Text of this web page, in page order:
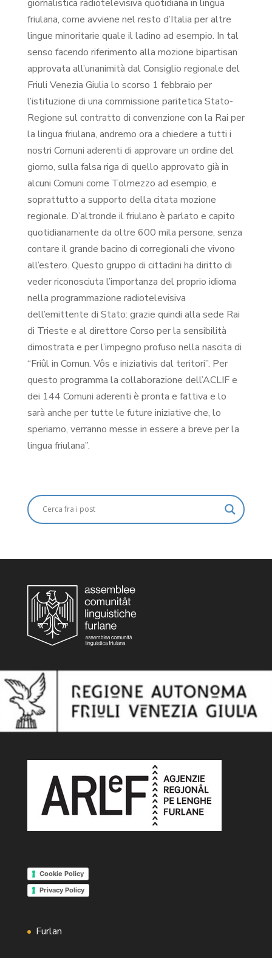
giornalistica radiotelevisiva quotidiana in lingua
friulana, come avviene nel resto d’Italia per altre
lingue minoritarie quale il ladino ad esempio. In tal
senso facendo riferimento alla mozione bipartisan
approvata all’unanimità dal Consiglio regionale del
Friuli Venezia Giulia lo scorso 1 febbraio per
l’istituzione di una commissione paritetica Stato-
Regione sul contratto di convenzione con la Rai per
la lingua friulana, andremo ora a chiedere a tutti i
nostri Comuni aderenti di approvare un ordine del
giorno, sulla falsa riga di quello approvato già in
alcuni Comuni come Tolmezzo ad esempio, e
soprattutto a supporto della citata mozione
regionale. D’altronde il friulano è parlato e capito
quotidianamente da oltre 600 mila persone, senza
contare il grande bacino di corregionali che vivono
all’estero. Questo gruppo di cittadini ha diritto di
veder riconosciuta l’importanza del proprio idioma
nella programmazione radiotelevisiva
dell’emittente di Stato: grazie quindi alla sede Rai
di Trieste e al direttore Corso per la sensibilità
dimostrata e per l’impegno profuso nella nascita di
“Friûl in Comun. Vôs e iniziativis dal teritori”. Per
questo programma la collaborazione dell’ACLIF e
dei 144 Comuni aderenti è pronta e fattiva e lo
sarà anche per tutte le future iniziative che, lo
speriamo, verranno messe in essere a breve per la
lingua friulana”.
Cookie Policy
Privacy Policy
Furlan